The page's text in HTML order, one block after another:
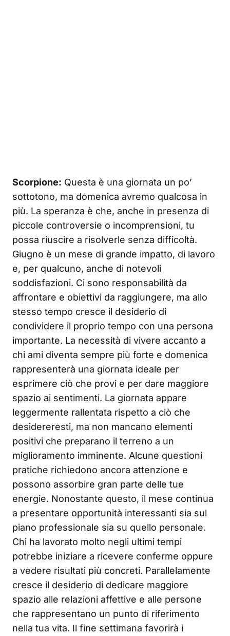
Scorpione: Questa è una giornata un po’
sottotono, ma domenica avremo qualcosa in
più. La speranza è che, anche in presenza di
piccole controversie o incomprensioni, tu
possa riuscire a risolverle senza difficoltà.
Giugno è un mese di grande impatto, di lavoro
e, per qualcuno, anche di notevoli
soddisfazioni. Ci sono responsabilità da
affrontare e obiettivi da raggiungere, ma allo
stesso tempo cresce il desiderio di
condividere il proprio tempo con una persona
importante. La necessità di vivere accanto a
chi ami diventa sempre più forte e domenica
rappresenterà una giornata ideale per
esprimere ciò che provi e per dare maggiore
spazio ai sentimenti. La giornata appare
leggermente rallentata rispetto a ciò che
desidereresti, ma non mancano elementi
positivi che preparano il terreno a un
miglioramento imminente. Alcune questioni
pratiche richiedono ancora attenzione e
possono assorbire gran parte delle tue
energie. Nonostante questo, il mese continua
a presentare opportunità interessanti sia sul
piano professionale sia su quello personale.
Chi ha lavorato molto negli ultimi tempi
potrebbe iniziare a ricevere conferme oppure
a vedere risultati più concreti. Parallelamente
cresce il desiderio di dedicare maggiore
spazio alle relazioni affettive e alle persone
che rappresentano un punto di riferimento
nella tua vita. Il fine settimana favorirà i